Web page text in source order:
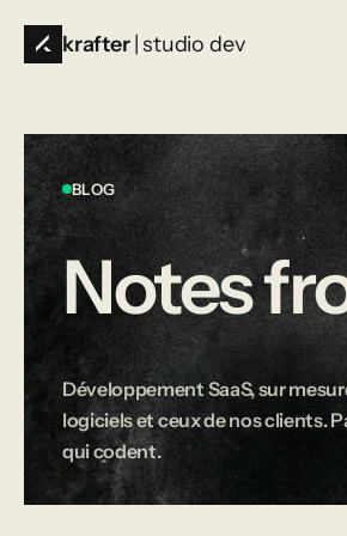
krafter | studio dev
BLOG
Notes
Développement SaaS, sur
logiciels et ceux de nos clients.
qui codent.